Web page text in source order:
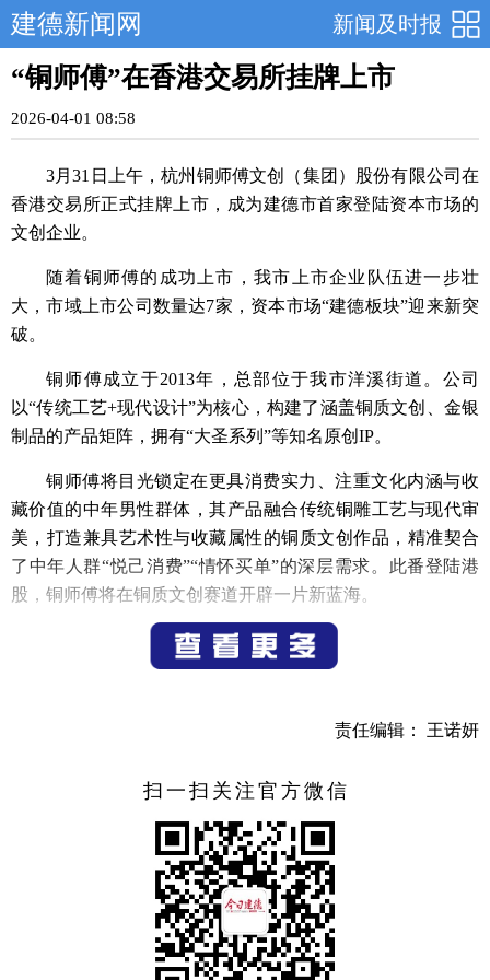
新闻及时报
建德新闻网
“铜师傅”在香港交易所挂牌上市
2026-04-01 08:58
3月31日上午，杭州铜师傅文创（集团）股份有限公司在
香港交易所正式挂牌上市，成为建德市首家登陆资本市场的
文创企业。
随着铜师傅的成功上市，我市上市企业队伍进一步壮
大，市域上市公司数量达7家，资本市场“建德板块”迎来新突
破。
铜师傅成立于2013年，总部位于我市洋溪街道。公司
以“传统工艺+现代设计”为核心，构建了涵盖铜质文创、金银
制品的产品矩阵，拥有“大圣系列”等知名原创IP。
铜师傅将目光锁定在更具消费实力、注重文化内涵与收
藏价值的中年男性群体，其产品融合传统铜雕工艺与现代审
美，打造兼具艺术性与收藏属性的铜质文创作品，精准契合
了中年人群“悦己消费”“情怀买单”的深层需求。此番登陆港
股，铜师傅将在铜质文创赛道开辟一片新蓝海。
近年来，公司经营业绩保持稳步增长，在铜质文创细分
领域处于领先位置。此次上市，标志着铜师傅正式成为“港股
铜师傅的成功上市，是我市持续推进“凤凰行动”计划、
制造集群，建立上市后备企业梯队，通过加强企业辅导培
训、精准服务协调，推动优质企业对接多层次资本市场。
随着铜师傅登陆港交所，我市上市企业矩阵覆盖更广。
未来，我市将继续立足“十五五”发展目标，坚持创新驱动与
人才引领，打造更具韧性与活力的资本市场“建德板块”。
责任编辑： 王诺妍
扫一扫关注官方微信